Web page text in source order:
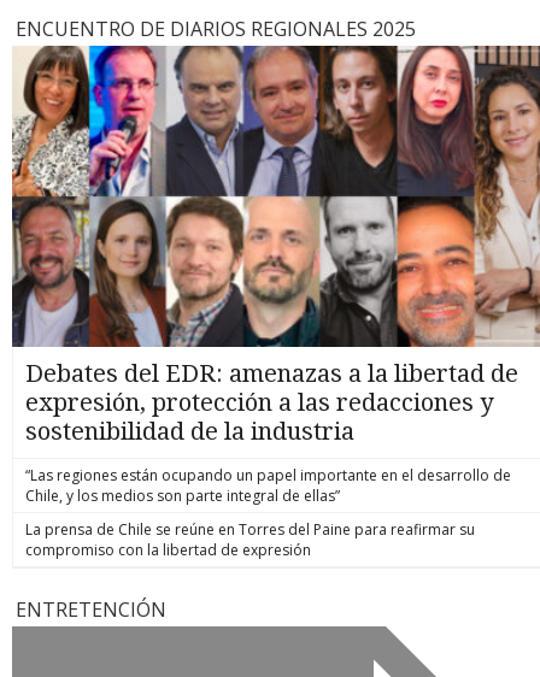
ENCUENTRO DE DIARIOS REGIONALES 2025
Debates del EDR: amenazas a la libertad de
expresión, protección a las redacciones y
sostenibilidad de la industria
“Las regiones están ocupando un papel importante en el desarrollo de
Chile, y los medios son parte integral de ellas”
La prensa de Chile se reúne en Torres del Paine para reafirmar su
compromiso con la libertad de expresión
ENTRETENCIÓN